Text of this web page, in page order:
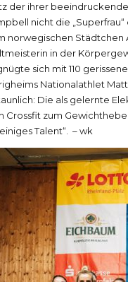
der ihrer
nicht die
norwegischen Städtchen
in der
sich mit 110
Nationalathlet
Die als gelernte
Crossfit zum
Talent“. – wk